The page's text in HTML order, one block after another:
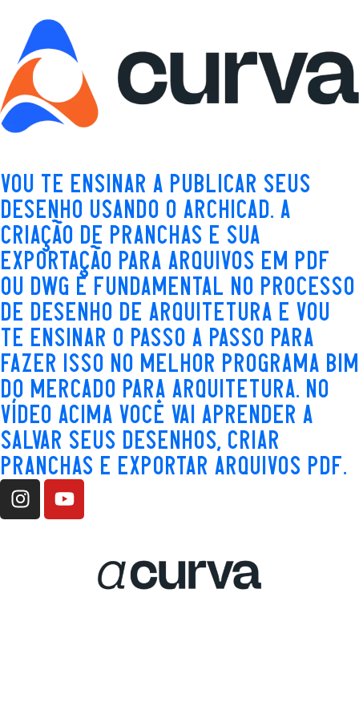
Vou te ensinar a publicar seus
desenho usando o Archicad. A
Criação de pranchas e sua
exportação para arquivos em PDF
ou DWG é fundamental no processo
de desenho de arquitetura e vou
te ensinar o passo a passo para
fazer isso no melhor programa BIM
do mercado para arquitetura. No
vídeo acima você vai aprender a
salvar seus desenhos, criar
pranchas e exportar arquivos PDF.